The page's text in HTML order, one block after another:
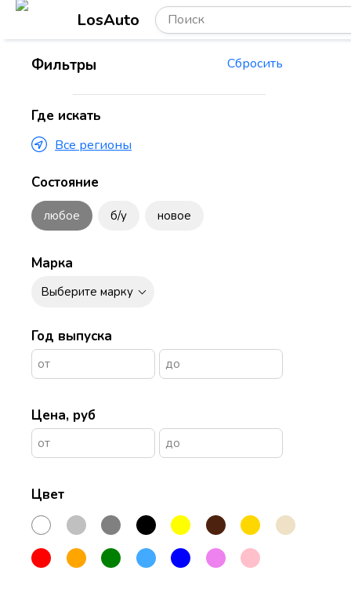
LosAuto
Фильтры Сбросить
Где искать
Все регионы
Состояние
любое б/у новое
Марка
Выберите марку
Год выпуска
Цена, руб
Цвет